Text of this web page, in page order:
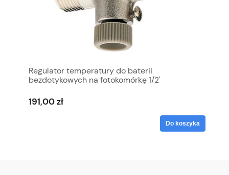
Regulator temperatury do baterii
bezdotykowych na fotokomórkę 1/2'
191,00 zł
Do koszyka